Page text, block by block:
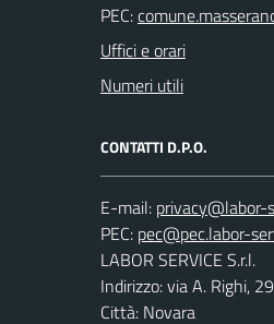
PEC:
Uffici e orari
Numeri utili
CONTATTI D.P.O.
E-mail:
PEC:
LABOR SERVICE S.r.l.
Indirizzo: via A. Righi, 29
Città: Novara